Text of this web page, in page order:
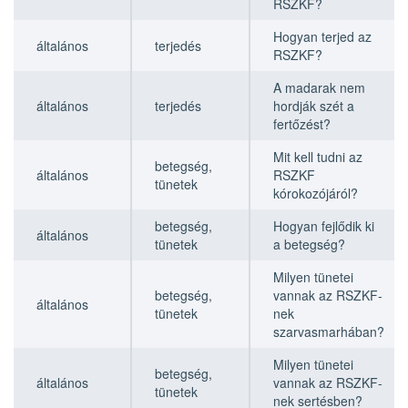
RSZKF?
általános terjedés
Hogyan terjed az
RSZKF?
általános terjedés
A madarak nem
hordják szét a
fertőzést?
általános
betegség,
tünetek
Mit kell tudni az
RSZKF
kórokozójáról?
általános
betegség,
tünetek
Hogyan fejlődik ki
a betegség?
általános
betegség,
tünetek
Milyen tünetei
vannak az RSZKF-
nek
szarvasmarhában?
általános
betegség,
tünetek
Milyen tünetei
vannak az RSZKF-
nek sertésben?